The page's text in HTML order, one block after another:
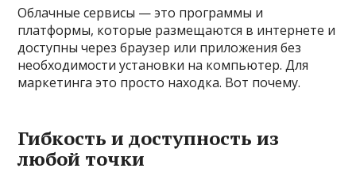
Облачные сервисы — это программы и
платформы, которые размещаются в интернете и
доступны через браузер или приложения без
необходимости установки на компьютер. Для
маркетинга это просто находка. Вот почему.
Гибкость и доступность из
любой точки